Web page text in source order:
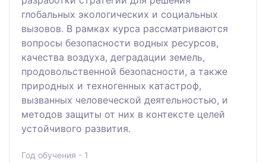
глобальных экологических и социальных
вызовов. В рамках курса рассматриваются
вопросы безопасности водных ресурсов,
качества воздуха, деградации земель,
продовольственной безопасности, а также
природных и техногенных катастроф,
вызванных человеческой деятельностью, и
методов защиты от них в контексте целей
устойчивого развития.
Год обучения - 1